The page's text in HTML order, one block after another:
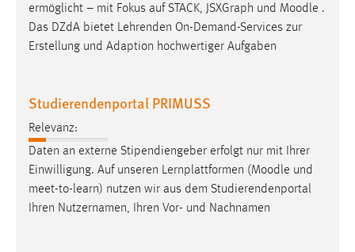
ermöglicht – mit Fokus auf STACK, JSXGraph und Moodle .
Das DZdA bietet Lehrenden On-Demand-Services zur
Erstellung und Adaption hochwertiger Aufgaben
Studierendenportal PRIMUSS
Relevanz:
Daten an externe Stipendiengeber erfolgt nur mit Ihrer
Einwilligung. Auf unseren Lernplattformen (Moodle und
meet-to-learn) nutzen wir aus dem Studierendenportal
Ihren Nutzernamen, Ihren Vor- und Nachnamen
Matomo
Zweck:
Zugriffsstatistik
Cookie Laufzeit:
Max. 13 Monate